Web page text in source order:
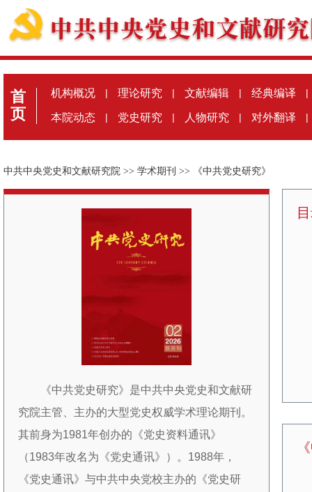
首
页
机构概况 | 理论研究 | 文献编辑 | 经典编译 |
本院动态 | 党史研究 | 人物研究 | 对外翻译 |
中共中央党史和文献研究院 >> 学术期刊 >> 《中共党史研究》
《中共党史研究》是中共中央党史和文献研
究院主管、主办的大型党史权威学术理论期刊。
其前身为1981年创办的《党史资料通讯》
（1983年改名为《党史通讯》）。1988年，
《党史通讯》与中共中央党校主办的《党史研